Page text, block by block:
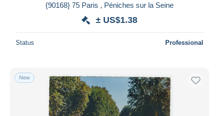
{90168} 75 Paris , Péniches sur la Seine
± US$1.38
Status Professional
New